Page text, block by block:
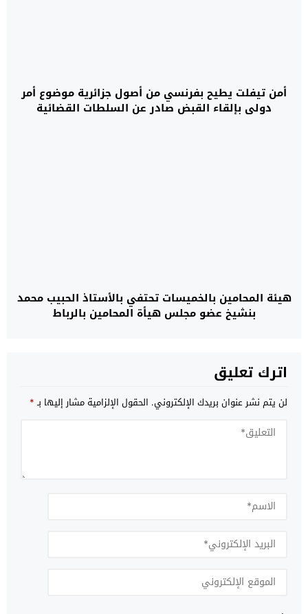
أمن تيفلت يطيح بفرنسي من أصول جزائرية موضوع أمر
دولي بإلقاء القبض صادر عن السلطات القضائية
هيئة المحامين بالخميسات تحتفي بالأستاذ الحبيب محمد
بنشيخ عضو مجلس هيأة المحامين بالرباط
اترك تعليق
لن يتم نشر عنوان بريدك الإلكتروني. الحقول الإلزامية مشار إليها بـ*